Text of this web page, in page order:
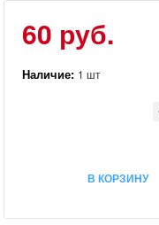
60 руб.
Наличие: 1 шт
В КОРЗИНУ